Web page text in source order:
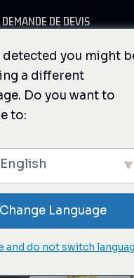
DEMANDE DE DEVIS
fixe/ MT250-
detected you might
a different
Do you want to
to:
English
Change Language
and do not switch